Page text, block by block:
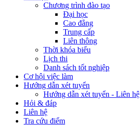
Chương trình đào tạo
Đại học
Cao đẳng
Trung cấp
Liên thông
Thời khóa biểu
Lịch thi
Danh sách tốt nghiệp
Cơ hội việc làm
Hướng dẫn xét tuyển
Hướng dẫn xét tuyển - Liên hệ
Hỏi & đáp
Liên hệ
Tra cứu điểm